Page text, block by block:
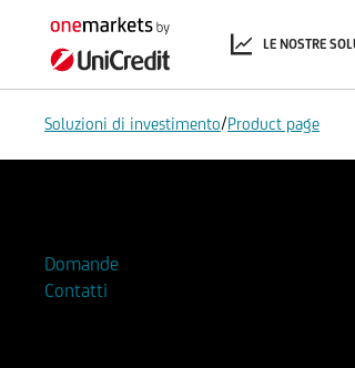
LE NOSTRE
Soluzioni di investimento/Product page
Domande
Contatti